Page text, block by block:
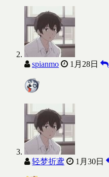
spianmo 1月28日
轻梦折鸢 1月30日